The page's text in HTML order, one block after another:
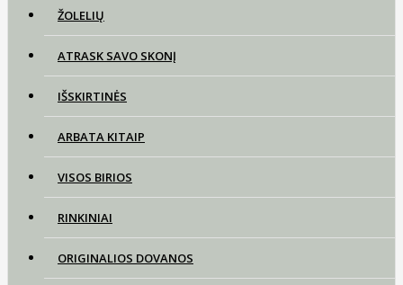
ŽOLELIŲ
ATRASK SAVO SKONĮ
IŠSKIRTINĖS
ARBATA KITAIP
VISOS BIRIOS
RINKINIAI
ORIGINALIOS DOVANOS